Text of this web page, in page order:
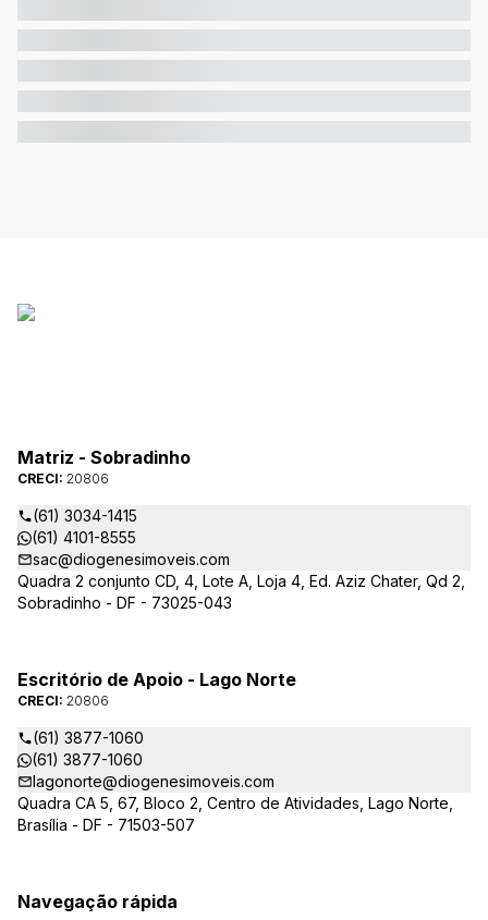
Matriz - Sobradinho
CRECI: 20806
(61) 3034-1415
(61) 4101-8555
sac@diogenesimoveis.com
Quadra 2 conjunto CD, 4, Lote A, Loja 4, Ed. Aziz Chater, Qd 2,
Sobradinho - DF - 73025-043
Escritório de Apoio - Lago Norte
CRECI: 20806
(61) 3877-1060
(61) 3877-1060
lagonorte@diogenesimoveis.com
Quadra CA 5, 67, Bloco 2, Centro de Atividades, Lago Norte,
Brasília - DF - 71503-507
Navegação rápida